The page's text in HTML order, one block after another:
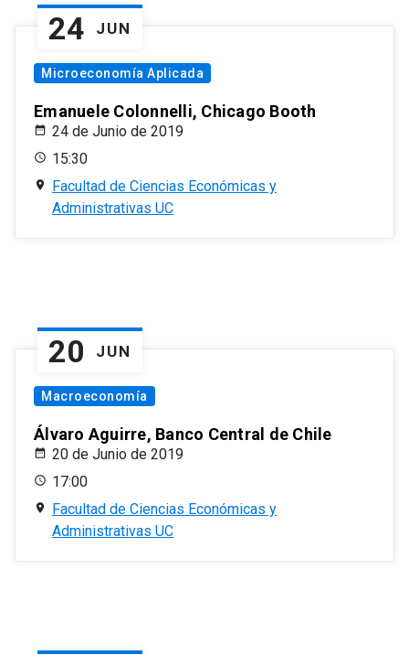
24 JUN
Microeconomía Aplicada
Emanuele Colonnelli, Chicago Booth
24 de Junio de 2019
15:30
Facultad de Ciencias Económicas y
Administrativas UC
20 JUN
Macroeconomía
Álvaro Aguirre, Banco Central de Chile
20 de Junio de 2019
17:00
Facultad de Ciencias Económicas y
Administrativas UC